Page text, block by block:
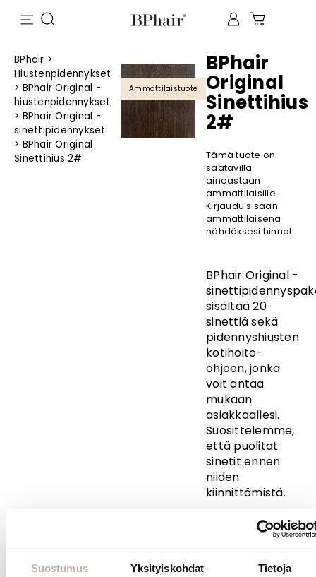
Suostumus Yksityiskohdat Tietoja
BPhair >
Hiustenpidennykset
> BPhair Original -
hiustenpidennykset
> BPhair Original -
sinettipidennykset
> BPhair Original
Sinettihius 2#
Ammattilaistuote
BPhair
Original
Sinettihius
2#
Tämä tuote on
saatavilla
ainoastaan
ammattilaisille.
Kirjaudu sisään
ammattilaisena
nähdäksesi hinnat
BPhair Original -
sisältää 20
sinettiä sekä
pidennyshiusten
kotihoito-
ohjeen, jonka
voit antaa
mukaan
asiakkaallesi.
Suosittelemme,
että puolitat
sinetit ennen
niiden
kiinnittämistä.
BPhair Originalin
sävy 2# on
tummanruskea
ja vastaa noin 4